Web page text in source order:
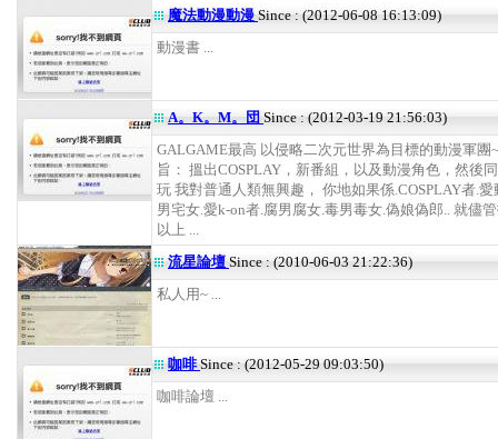
魔法動漫動漫 Since : (2012-06-08 16:13:09)
動漫書 ...
A。K。M。団 Since : (2012-03-19 21:56:03)
GALGAME最高 以侵略二次元世界為目標的動漫軍團
旨： 搵出COSPLAY，新番組，以及動漫角色，然後
玩 我對普通人類無興趣， 你地如果係.COSPLAY者.愛
男宅女.愛k-on者.腐男腐女.毒男毒女.偽娘偽郎.. 就儘
以上 ...
流星論壇 Since : (2010-06-03 21:22:36)
私人用~ ...
咖啡Since : (2012-05-29 09:03:50)
咖啡論壇 ...